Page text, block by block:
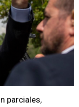
parciales,